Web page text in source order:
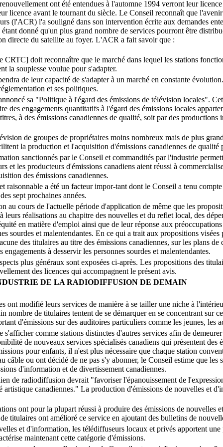
ont été entendues à l'automne 1994 verront leur
licence avant le tournant du siècle. Le Conseil reconnaît que
(l'ACR) l'a souligné dans son intervention écrite aux demandes
donné qu'un plus grand nombre de services pourront être
directe du satellite au foyer. L'ACR a fait savoir que :
doit reconnaître que le marché dans lequel les stations
la souplesse voulue pour s'adapter.
de leur capacité de s'adapter à un marché en constante
et ses politiques.
sa "Politique à l'égard des émissions de télévision locales".
engagements quantitatifs à l'égard des émissions locales
à des émissions canadiennes de qualité, soit par des
de groupes de propriétaires moins nombreux mais de plus
la production et l'acquisition d'émissions canadiennes de
sanctionnés par le Conseil et commandités par l'industrie
et les producteurs d'émissions canadiens aient réussi à
des émissions canadiennes.
raisonnable a été un facteur impor-tant dont le Conseil a tenu
sept prochaines années.
au cours de l'actuelle période d'application de même que les
réalisations au chapitre des nouvelles et du reflet local, des
en matière d'emploi ainsi que de leur réponse aux
sourdes et malentendantes. En ce qui a trait aux propositions
des titulaires au titre des émissions canadiennes, sur les plans
à desservir les personnes sourdes et malentendantes.
plus généraux sont exposées ci-après. Les propositions des
des licences qui accompagnent le présent avis.
DE LA RADIODIFFUSION DE DEMAIN
modifié leurs services de manière à se tailler une niche à
de titulaires tentent de se démarquer en se concentrant sur
d'émissions sur des auditoires particuliers comme les jeunes, les
comme stations distinctes d'autres services afin de
de nouveaux services spécialisés canadiens qui présentent des
pour enfants, il n'est plus nécessaire que chaque station
câble ou ont décidé de ne pas s'y abonner, le Conseil estime que
d'information et de divertissement canadiennes.
de radiodiffusion devrait "favoriser l'épanouissement de
artistique canadiennes." La production d'émissions de nouvelles et
ont pour la plupart réussi à produire des émissions de
titulaires ont amélioré ce service en ajoutant des bulletins de
et d'information, les télédiffuseurs locaux et privés apportent
maintenant cette catégorie d'émissions.